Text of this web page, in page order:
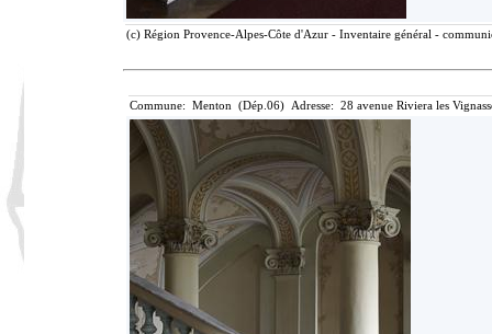
(c) Région Provence-Alpes-Côte d'Azur - Inventaire général -
Commune: Menton (Dép.06) Adresse: 28 avenue Riviera les